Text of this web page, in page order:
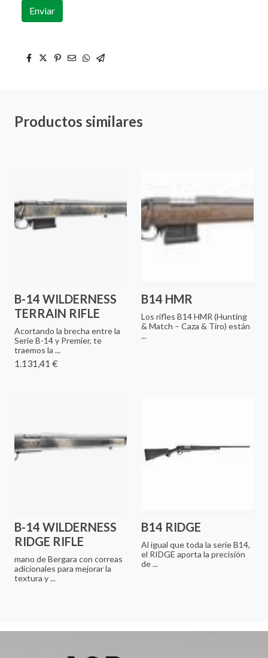
Enviar
Productos similares
B-14 WILDERNESS
TERRAIN RIFLE
Acortando la brecha entre la
Serie B-14 y Premier, te
traemos la ...
1.131,41 €
B14 HMR
Los rifles B14 HMR (Hunting
& Match – Caza & Tiro) están
...
B-14 WILDERNESS
RIDGE RIFLE
mano de Bergara con correas
adicionales para mejorar la
textura y ...
B14 RIDGE
Al igual que toda la serie B14,
el RIDGE aporta la precisión
de ...